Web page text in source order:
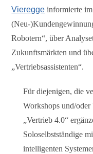
Vieregge informierte
(Neu-
Robotern“, über
Zukunftsmärkten und
„Vertriebsassistenten“.
Für diejenigen, die
Workshops und/
„Vertrieb 4.0“
Soloselbstständige
intelligenten